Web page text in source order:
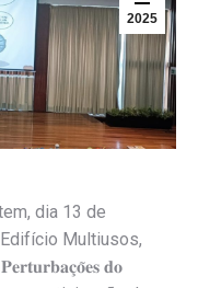
2025
dia 13 de
Multiusos,
𝐝𝐨